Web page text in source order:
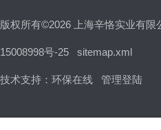
版权所有©2026 上海辛恪实业有
15008998号-25 sitemap.xml
技术支持： 环保在线 管理登陆